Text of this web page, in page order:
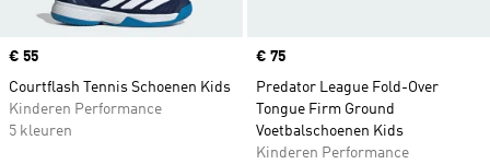
Price
€ 55
Courtflash Tennis Schoenen Kids
Kinderen Performance
5 kleuren
Price
€ 75
Predator League Fold-Over
Tongue Firm Ground
Voetbalschoenen Kids
Kinderen Performance